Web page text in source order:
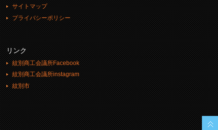
サイトマップ
プライバシーポリシー
リンク
紋別商工会議所Facebook
紋別商工会議所instagram
紋別市